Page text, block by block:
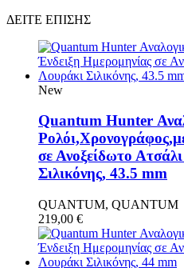
ΔΕΙΤΕ ΕΠΙΣΗΣ
New
Quantum Hunter
σε Ανοξείδωτο
Σιλικόνης, 43.5 mm
QUANTUM, QUANTUM
219,00 €